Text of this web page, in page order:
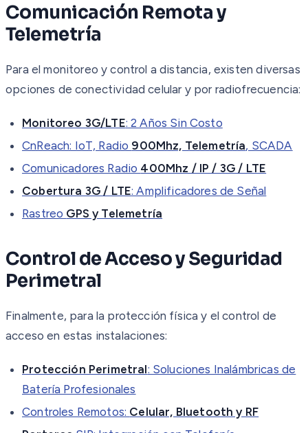
Comunicación Remota y
Telemetría
Para el monitoreo y control a distancia, existen diversas
opciones de conectividad celular y por radiofrecuencia:
Monitoreo 3G/LTE: 2 Años Sin Costo
CnReach: IoT, Radio 900Mhz, Telemetría, SCADA
Comunicadores Radio 400Mhz / IP / 3G / LTE
Cobertura 3G / LTE: Amplificadores de Señal
Rastreo GPS y Telemetría
Control de Acceso y Seguridad
Perimetral
Finalmente, para la protección física y el control de
acceso en estas instalaciones:
Protección Perimetral: Soluciones Inalámbricas de
Batería Profesionales
Controles Remotos: Celular, Bluetooth y RF